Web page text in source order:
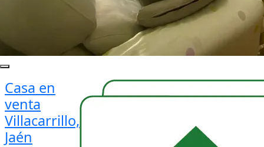
Casa en
venta
Villacarrillo,
Jaén